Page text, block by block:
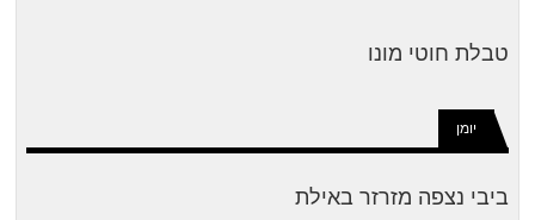
טבלת חוטי מונו
יומן
ביבי נצפה מזרזר באילת